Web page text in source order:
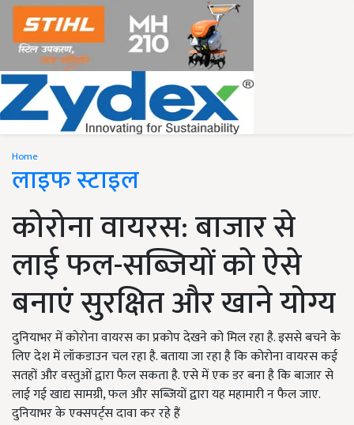
Home
लाइफ स्टाइल
कोरोना वायरस: बाजार से
लाई फल-सब्जियों को ऐसे
बनाएं सुरक्षित और खाने योग्य
दुनियाभर में कोरोना वायरस का प्रकोप देखने को मिल रहा है. इससे बचने के
लिए देश में लॉकडाउन चल रहा है. बताया जा रहा है कि कोरोना वायरस कई
सतहों और वस्तुओं द्वारा फैल सकता है. एसे में एक डर बना है कि बाजार से
लाई गई खाद्य सामग्री, फल और सब्जियों द्वारा यह महामारी न फैल जाए.
दुनियाभर के एक्सपर्ट्स दावा कर रहे हैं